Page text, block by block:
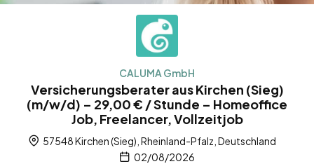
CALUMA GmbH
Versicherungsberater aus Kirchen (Sieg)
(m/w/d) – 29,00 € / Stunde – Homeoffice
Job, Freelancer, Vollzeitjob
57548 Kirchen (Sieg), Rheinland-Pfalz, Deutschland
02/08/2026